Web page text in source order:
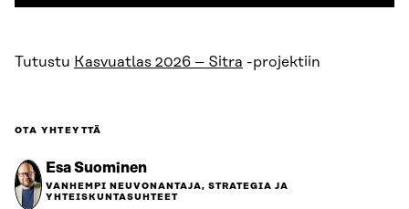
Tutustu Kasvuatlas 2026 – Sitra -projektiin
OTA YHTEYTTÄ
Esa Suominen
VANHEMPI NEUVONANTAJA, STRATEGIA JA
YHTEISKUNTASUHTEET